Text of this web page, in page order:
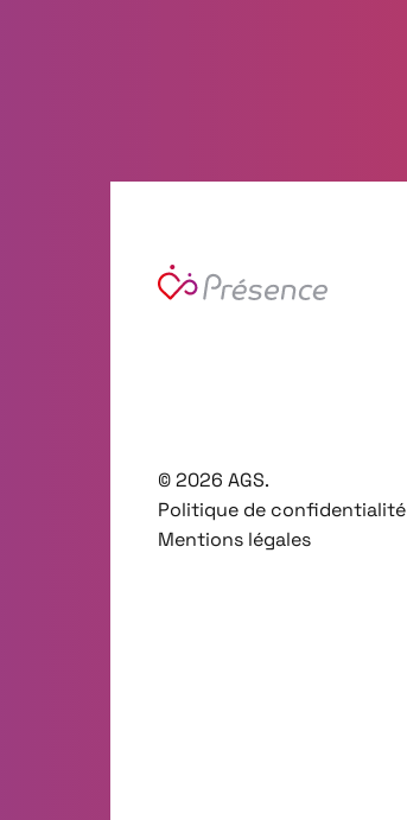
©2026 AGS.
Politique de confidentialité
Mentions légales